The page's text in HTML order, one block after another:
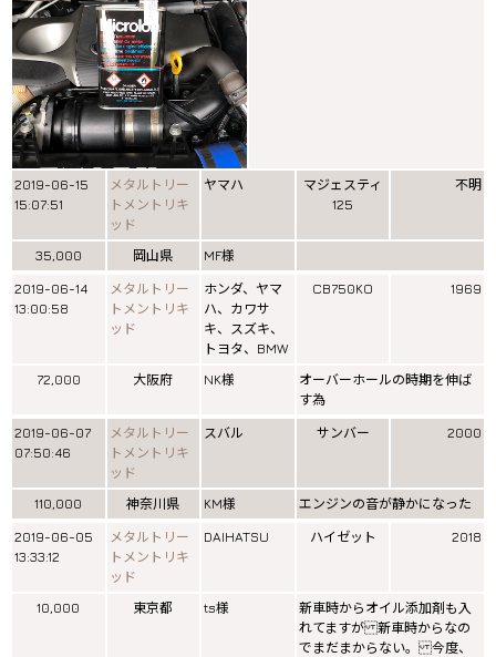
2019-06-15
15:07:51
メタルトリー
トメントリキ
ッド
ヤマハ
マジェスティ
125
不明
35,000 岡山県
MF様
2019-06-14
13:00:58
メタルトリー
トメントリキ
ッド
ホンダ、ヤマ
ハ、カワサ
キ、スズキ、
トヨタ、BMW
CB750KO 1969
72,000 大阪府 NK様
オーバーホールの時期を伸ば
す為
2019-06-07
07:50:46
メタルトリー
トメントリキ
ッド
スバル サンバー 2000
110,000 神奈川県 KM様
エンジンの音が静かになった
2019-06-05
13:33:12
メタルトリー
トメントリキ
ッド
DAIHATSU ハイゼット 2018
10,000 東京都 ts様
新車時からオイル添加剤も入
れてますが 新車時からなの
でまだまからない。 今度、